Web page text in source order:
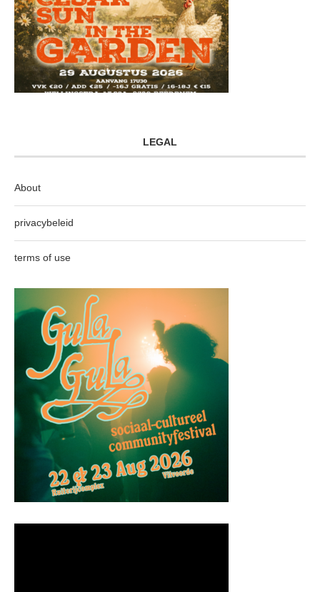
LEGAL
About
privacybeleid
terms of use